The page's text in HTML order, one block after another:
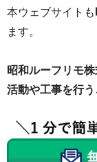
本ウェブサイトも
ます。
昭和ルーフリモ
活動や工事を行う